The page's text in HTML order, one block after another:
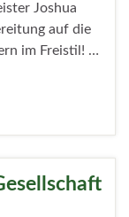
Joshua
auf die
im Freistil! …